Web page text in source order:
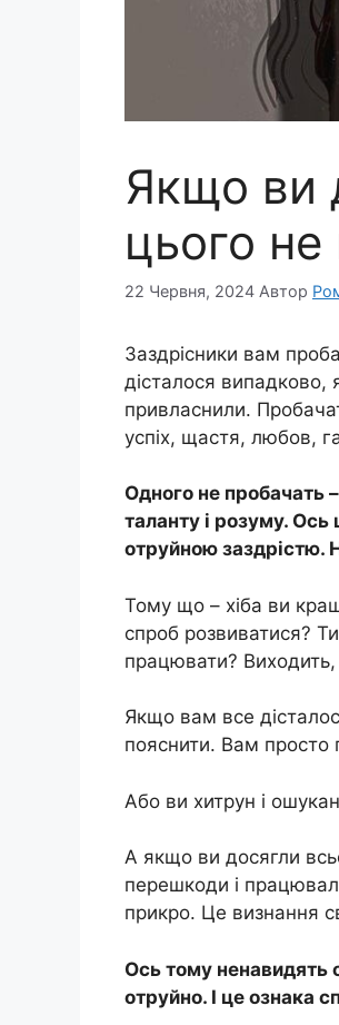
Якщо ви
цього
22 Червня, 2024 Автор
Заздрісники вам
дісталося
привласнили.
успіх, щастя, любов,
Одного не пробачать
таланту і розуму. Ось
отруйною заздрістю.
Тому що – хіба ви
спроб розвиватися?
працювати?
Якщо вам все
пояснити. Вам просто
Або ви хитрун і
А якщо ви досягли
перешкоди і
прикро. Це визнання
Ось тому ненавидять
отруйно. І це ознака